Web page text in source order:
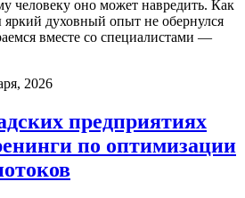
человеку оно может навредить. Как
яркий духовный опыт не обернулся
вместе со специалистами —
2026
предприятиях
по оптимизации